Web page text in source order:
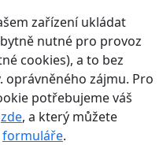
zařízení ukládat
nutné pro provoz
cookies), a to bez
oprávněného zájmu. Pro
potřebujeme váš
zde, a který můžete
formuláře.